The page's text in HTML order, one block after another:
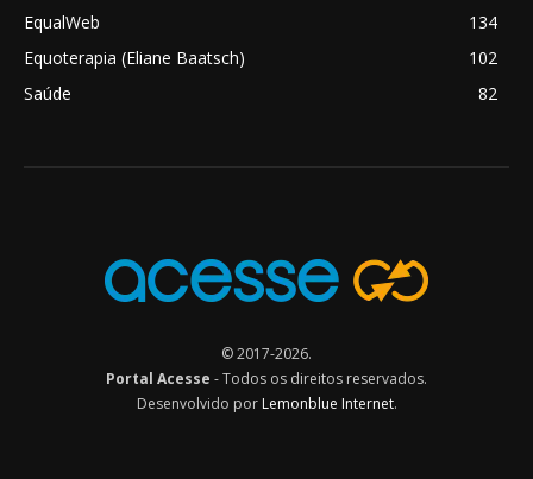
EqualWeb
134
Equoterapia (Eliane Baatsch)
102
Saúde
82
© 2017-2026.
Portal Acesse - Todos os direitos reservados.
Desenvolvido por Lemonblue Internet.